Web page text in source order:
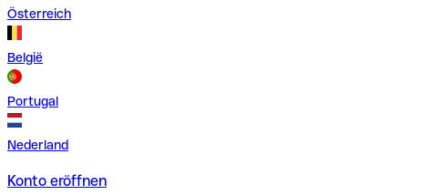
Österreich
België
Portugal
Nederland
Konto eröffnen